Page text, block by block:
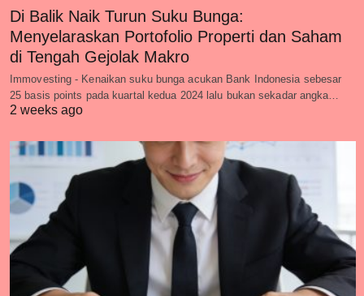
Di Balik Naik Turun Suku Bunga:
Menyelaraskan Portofolio Properti dan Saham
di Tengah Gejolak Makro
Immovesting - Kenaikan suku bunga acukan Bank Indonesia sebesar
25 basis points pada kuartal kedua 2024 lalu bukan sekadar angka…
2 weeks ago